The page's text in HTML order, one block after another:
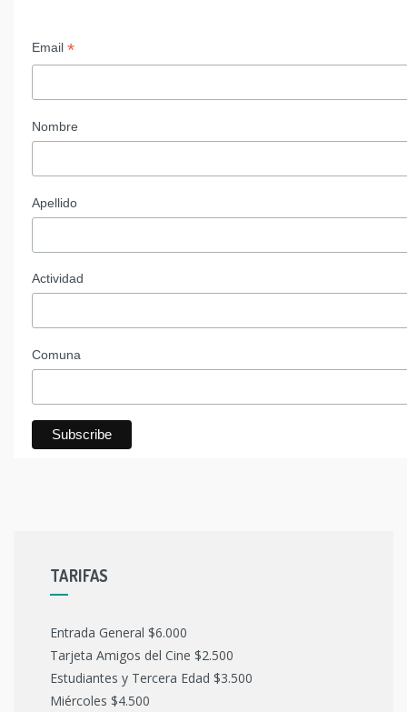
Email *
Nombre
Apellido
Actividad
Comuna
TARIFAS
Entrada General $6.000
Tarjeta Amigos del Cine $2.500
Estudiantes y Tercera Edad $3.500
Miércoles $4.500